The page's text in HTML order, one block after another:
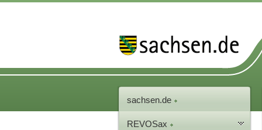
sachsen.de
REVOSax